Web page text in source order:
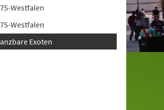
Westfalen
Westfalen
Exoten